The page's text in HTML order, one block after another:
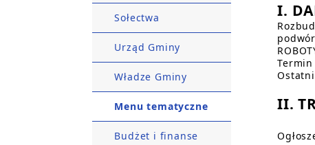
Sołectwa
Urząd Gminy
Władze Gminy
Menu tematyczne
Budżet i finanse
I.
II.